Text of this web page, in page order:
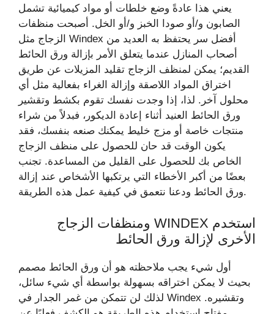
يعني هذا عادةً وضع خلطات أو مواد كيميائية تشمل
الصابون و/أو صودا الخبز و/أو الخل. أصبحت منظفات
الزجاج مثل Windex أفضل سر يحتفظ به العديد من
أصحاب المنازل عندما يتعلق الأمر بإزالة ورق الحائط
القديم؛ يمكن لمنظف الزجاج تقليد المزيلات عن طريق
اختراق المواد اللاصقة وإزالة الغراء بفعالية مثل أي
محلول آخر. لذا، إذا وجدت نفسك تقوم بكشط وتقشير
ورق الحائط العنيد أثناء إعادة الديكور، فبدلاً من شراء
منتجات خاصة أو مزج خليط يمكنك صنعه بنفسك، فقد
يكون الوقت قد حان للحصول على منظف الزجاج
الخاص بك للحصول على القليل من المساعدة. تجنب
بعضًا من أكبر الأخطاء التي يرتكبها الأشخاص عند إزالة
ورق الحائط ودعنا نتعمق في كيفية عمل هذه الطريقة.
استخدم WINDEX ومنظفات الزجاج
الأخرى لإزالة ورق الحائط
أول شيء يجب ملاحظته هو أن ورق الحائط مصمم
بحيث لا يمكن اختراقه بسهولة بواسطة أي شيء سائل،
لذلك لن تتمكن من غمر الجدار في Windex وتقشيره.